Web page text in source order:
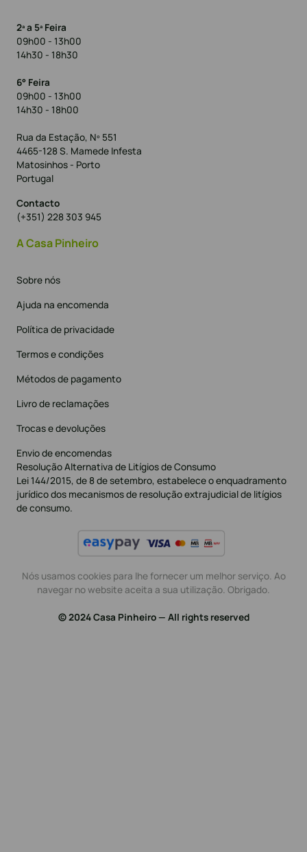
2ª a 5ª Feira
09h00 - 13h00
14h30 - 18h30
6° Feira
09h00 - 13h00
14h30 - 18h00
Rua da Estação, Nº 551
4465-128 S. Mamede Infesta
Matosinhos - Porto
Portugal
Contacto
(+351) 228 303 945
A Casa Pinheiro
Sobre nós
Ajuda na encomenda
Política de privacidade
Termos e condições
Métodos de pagamento
Livro de reclamações
Trocas e devoluções
Envio de encomendas
Resolução Alternativa de Litígios de Consumo
Lei 144/2015, de 8 de setembro, estabelece o enquadramento
jurídico dos mecanismos de resolução extrajudicial de litígios
de consumo.
Nós usamos cookies para lhe fornecer um melhor serviço. Ao
navegar no website aceita a sua utilização. Obrigado.
© 2024 Casa Pinheiro — All rights reserved